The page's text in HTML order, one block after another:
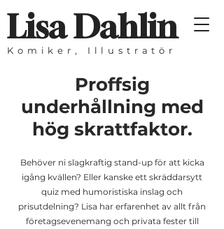
Lisa Dahlin
Komiker, Illustratör
Proffsig
underhållning med
hög skrattfaktor.
Behöver ni slagkraftig stand-up för att kicka
igång kvällen? Eller kanske ett skräddarsytt
quiz med humoristiska inslag och
prisutdelning? Lisa har erfarenhet av allt från
företagsevenemang och privata fester till